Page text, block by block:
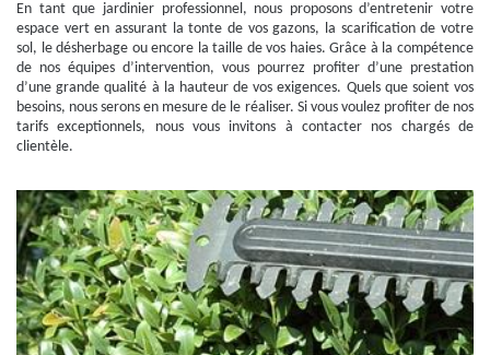
En tant que jardinier professionnel, nous proposons d’entretenir votre
espace vert en assurant la tonte de vos gazons, la scarification de votre
sol, le désherbage ou encore la taille de vos haies. Grâce à la compétence
de nos équipes d’intervention, vous pourrez profiter d’une prestation
d’une grande qualité à la hauteur de vos exigences. Quels que soient vos
besoins, nous serons en mesure de le réaliser. Si vous voulez profiter de nos
tarifs exceptionnels, nous vous invitons à contacter nos chargés de
clientèle.